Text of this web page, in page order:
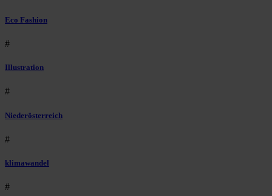
Eco Fashion
#
Illustration
#
Niederösterreich
#
klimawandel
#